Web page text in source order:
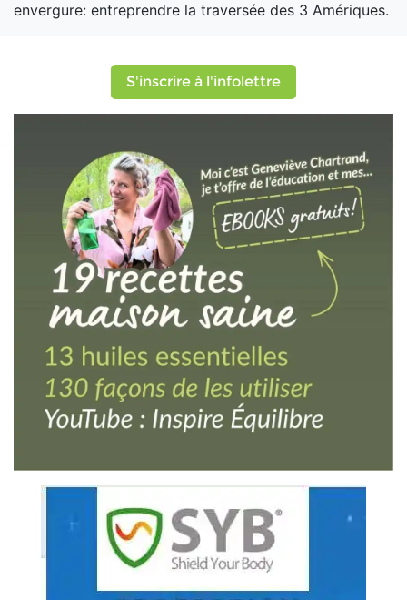
envergure: entreprendre la traversée des 3 Amériques.
S'inscrire à l'infolettre